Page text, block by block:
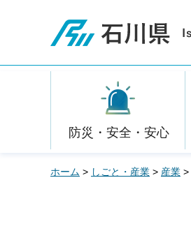
石川県
防災・安全・安心
ホーム > しごと・産業 > 産業 >